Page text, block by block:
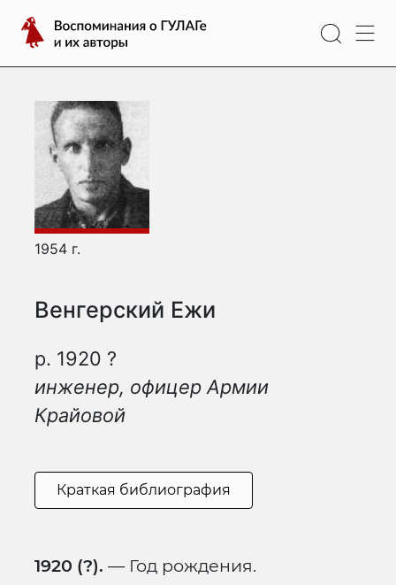
содержимому
Воспоминания
о
ГУЛАГе
авторы
Венгерский Ежи
р. 1920 ?
инженер, офицер Армии
Крайовой
1954 г.
Краткая библиография
1920 (?). — Год рождения.